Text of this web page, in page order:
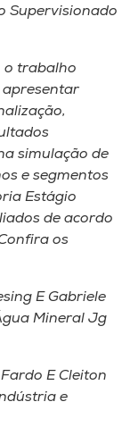
Supervisionado
o trabalho
apresentar
simulação de
e segmentos
Estágio
de acordo
os
E Gabriele
Mineral Jg
E Cleiton
e